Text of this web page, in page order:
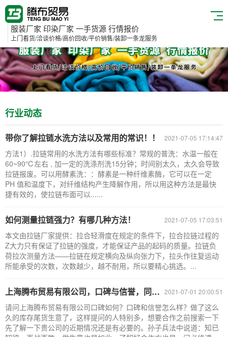
服装厂家 印染厂家 一手货源 行情报价
上门看货/洽谈价格/高价回收/平价销售/装卸一条龙服务
行业动态
2021-07-05 17:14:47
带你了解拉链水洗方法以及常用的常识！！
方法1）.拉链常用的水洗方法有哪些标准？常规的普洗：水温一般在
60~90℃左右 , 加一定的洗涤剂洗15分钟；时间别太久，太久会导致
拉链报废。可以用酵素洗：：酵素是一种纤维素酶，它可以在一定
PH 值和温度下，对纤维结构产生降解作用，所以用这种方法是最快
捷有效的，使拉链布面可以......
2021-07-05 17:03:51
如何测量拉链强力？有哪几种方法！
本文由拉链厂家提供：拉合轻滑度在规定的条件下，拉合拉链过程的
Z大力只有保证了拉链的强度，才能保证产品的起码的质量。拉链负
荷拉次测量方法——拉链在规定横向及纵向张力下，拉头作往复运动
所能承受的次数，次数越少，越不耐用，所以要精心挑选。...
2021-07-01 20:00:51
上海腾布贸易有限公司，口碑与信誉，同行人都认可
请问上海腾布贸易有限公司口碑如何？口碑和信誉怎么样？做了这么
久的库存尾货生意了，这样提问的人特别多，想要合作之前搜索一下
先了解一下贵公司的近期情况还是有必要的。孙子兵法中说道：知已